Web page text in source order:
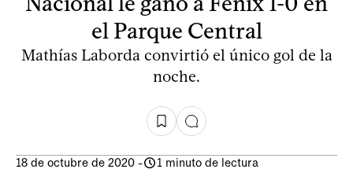
el Parque Central
Mathías Laborda convirtió el único gol de la
noche.
18 de octubre de 2020 - 1 minuto de lectura